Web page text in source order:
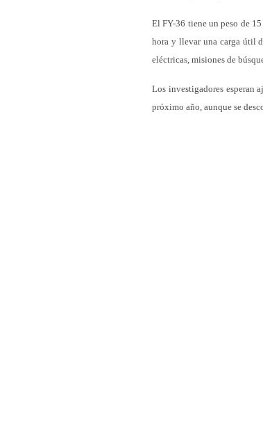
El FY-36 tiene un peso de
hora y llevar una carga útil
eléctricas, misiones de
Los investigadores esperan
próximo año, aunque se